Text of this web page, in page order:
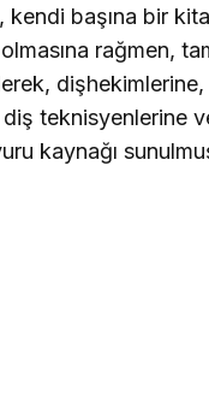
kendi başına bir
rağmen,
teknisyenlerine
kaynağı